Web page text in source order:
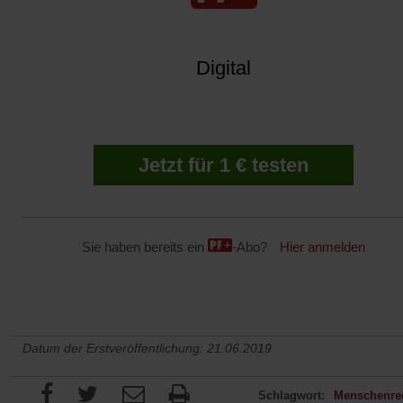
Digital
Jetzt für 1 € testen
Sie haben bereits ein -Abo? Hier anmelden
Datum der Erstveröffentlichung: 21.06.2019
Schlagwort: